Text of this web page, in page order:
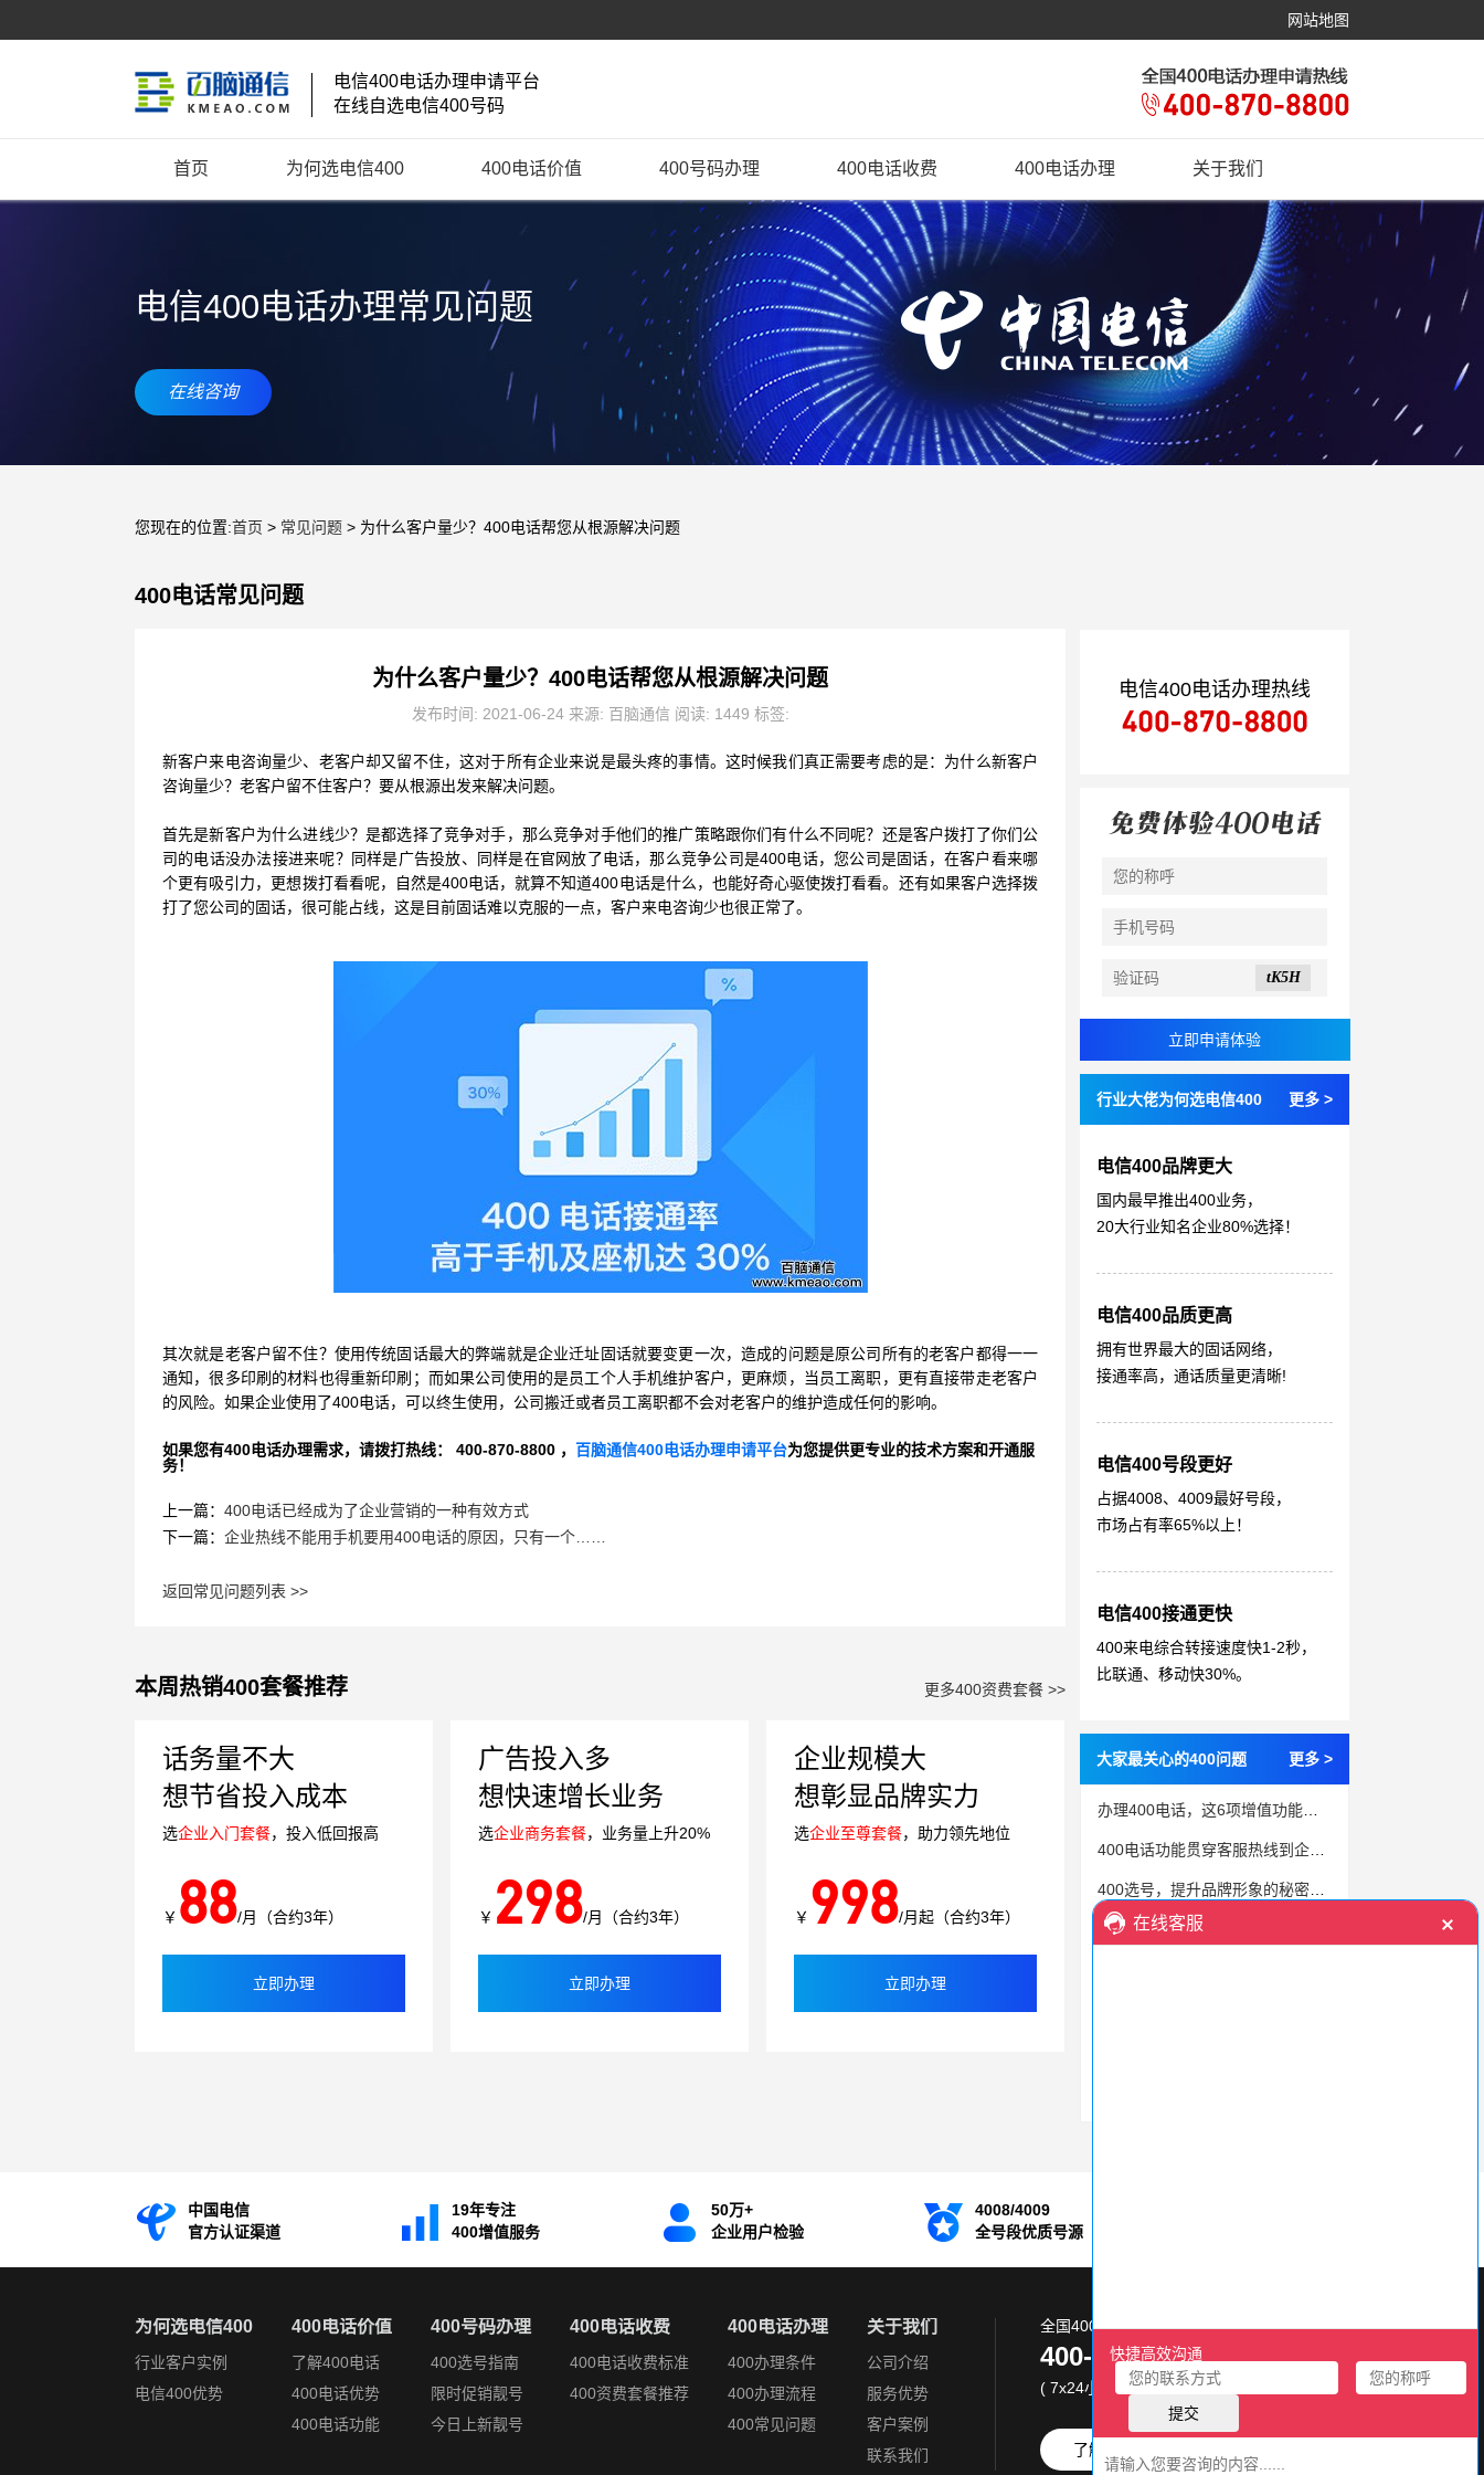
网站地图
电信400电话办理申请平台
在线自选电信400号码
首页 为何选电信400 400电话价值 400号码办理 400电话收费 400电话办理 关于我们
电信400电话办理常见问题
在线咨询
您现在的位置:首页 > 常见问题 > 为什么客户量少？400电话帮您从根源解决问题
400电话常见问题
为什么客户量少？400电话帮您从根源解决问题
发布时间: 2021-06-24 来源: 百脑通信 阅读: 1449 标签:
新客户来电咨询量少、老客户却又留不住，这对于所有企业来说是最头疼的事情。这时候我们真正需要考虑的是：为什么新客户
咨询量少？老客户留不住客户？要从根源出发来解决问题。
首先是新客户为什么进线少？是都选择了竞争对手，那么竞争对手他们的推广策略跟你们有什么不同呢？还是客户拨打了你们公
司的电话没办法接进来呢？同样是广告投放、同样是在官网放了电话，那么竞争公司是400电话，您公司是固话，在客户看来哪
个更有吸引力，更想拨打看看呢，自然是400电话，就算不知道400电话是什么，也能好奇心驱使拨打看看。还有如果客户选择拨
打了您公司的固话，很可能占线，这是目前固话难以克服的一点，客户来电咨询少也很正常了。
其次就是老客户留不住？使用传统固话最大的弊端就是企业迁址固话就要变更一次，造成的问题是原公司所有的老客户都得一一
通知，很多印刷的材料也得重新印刷；而如果公司使用的是员工个人手机维护客户，更麻烦，当员工离职，更有直接带走老客户
的风险。如果企业使用了400电话，可以终生使用，公司搬迁或者员工离职都不会对老客户的维护造成任何的影响。
如果您有400电话办理需求，请拨打热线： 400-870-8800 ， 百脑通信400电话办理申请平台为您提供更专业的技术方案和开通服
务！
上一篇： 400电话已经成为了企业营销的一种有效方式
下一篇： 企业热线不能用手机要用400电话的原因，只有一个……
返回常见问题列表 >>
本周热销400套餐推荐 更多400资费套餐 >>
话务量不大
想节省投入成本
选企业入门套餐，投入低回报高
￥ 88/月（合约3年）
立即办理
广告投入多
想快速增长业务
选企业商务套餐，业务量上升20%
￥ 298/月（合约3年）
立即办理
企业规模大
想彰显品牌实力
选企业至尊套餐，助力领先地位
￥ 998/月起（合约3年）
立即办理
电信400电话办理热线
tK5H
行业大佬为何选电信400 更多 >
电信400品牌更大
国内最早推出400业务，
20大行业知名企业80%选择！
电信400品质更高
拥有世界最大的固话网络，
接通率高，通话质量更清晰!
电信400号段更好
占据4008、4009最好号段，
市场占有率65%以上！
电信400接通更快
400来电综合转接速度快1-2秒，
比联通、移动快30%。
大家最关心的400问题 更多 >
中国电信
官方认证渠道
19年专注
400增值服务
50万+
企业用户检验
4008/4009
全号段优质号源
为何选电信400
行业客户实例
电信400优势
400电话价值
了解400电话
400电话优势
400电话功能
400号码办理
400选号指南
限时促销靓号
今日上新靓号
400电话收费
400电话收费标准
400资费套餐推荐
400电话办理
400办理条件
400办理流程
400常见问题
关于我们
公司介绍
服务优势
客户案例
联系我们
全国400电话服务热线:
400-870-8800
( 7x24小时 )
了解更多